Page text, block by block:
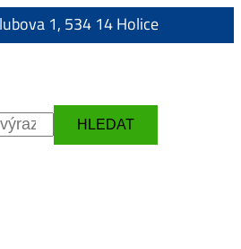
1, 534 14 Holice
HLEDAT